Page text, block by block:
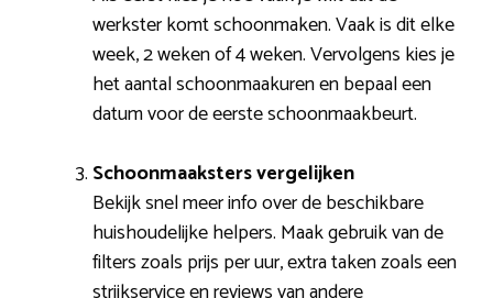
werkster komt schoonmaken. Vaak is dit elke
week, 2 weken of 4 weken. Vervolgens kies je
het aantal schoonmaakuren en bepaal een
datum voor de eerste schoonmaakbeurt.
Schoonmaaksters vergelijken
Bekijk snel meer info over de beschikbare
huishoudelijke helpers. Maak gebruik van de
filters zoals prijs per uur, extra taken zoals een